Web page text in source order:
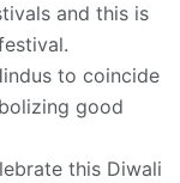
and this is
to coincide
good
this Diwali